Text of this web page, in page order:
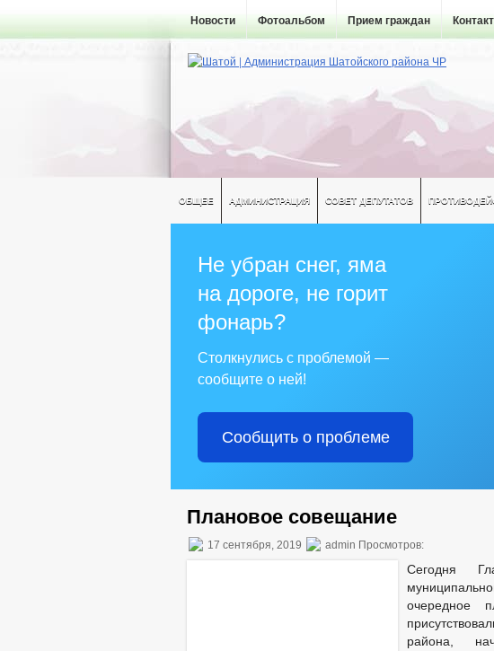
Новости Фотоальбом Прием граждан
ОБЩЕЕ АДМИНИСТРАЦИЯ СОВЕТ ДЕПУТАТОВ
Не убран снег, яма
на дороге, не горит
фонарь?
Столкнулись с проблемой —
сообщите о ней!
Сообщить о проблеме
Плановое совещание
17 сентября, 2019 admin Просмотров:
Сегодня
очередное
района,